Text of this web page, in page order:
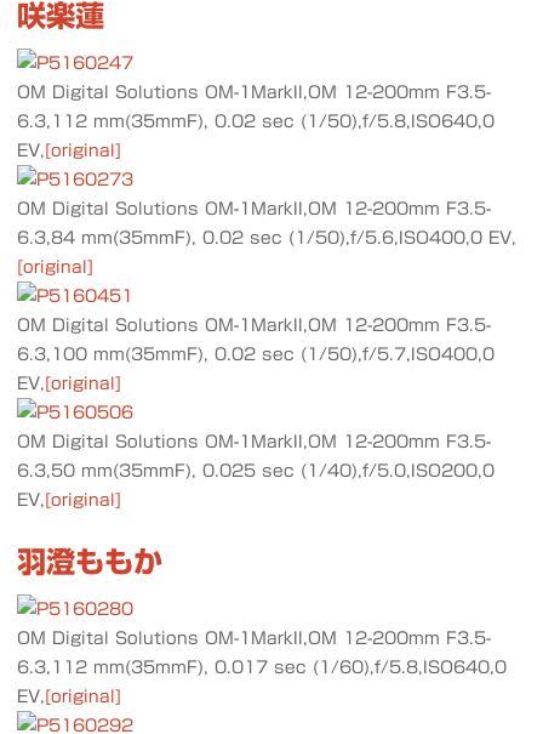
咲楽蓮
OM Digital Solutions OM-1MarkII,OM 12-200mm F3.5-
6.3,112 mm(35mmF), 0.02 sec (1/50),f/5.8,ISO640,0
EV, [original]
OM Digital Solutions OM-1MarkII,OM 12-200mm F3.5-
6.3,84 mm(35mmF), 0.02 sec (1/50),f/5.6,ISO400,0 EV,
[original]
OM Digital Solutions OM-1MarkII,OM 12-200mm F3.5-
6.3,100 mm(35mmF), 0.02 sec (1/50),f/5.7,ISO400,0
EV, [original]
OM Digital Solutions OM-1MarkII,OM 12-200mm F3.5-
6.3,50 mm(35mmF), 0.025 sec (1/40),f/5.0,ISO200,0
EV, [original]
羽澄ももか
OM Digital Solutions OM-1MarkII,OM 12-200mm F3.5-
6.3,112 mm(35mmF), 0.017 sec (1/60),f/5.8,ISO640,0
EV, [original]